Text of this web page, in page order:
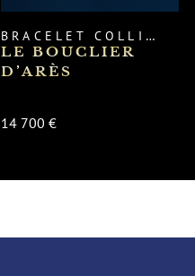
BRACELET COLLIER
LE BOUCLIER
D’ARÈS
14 700 €